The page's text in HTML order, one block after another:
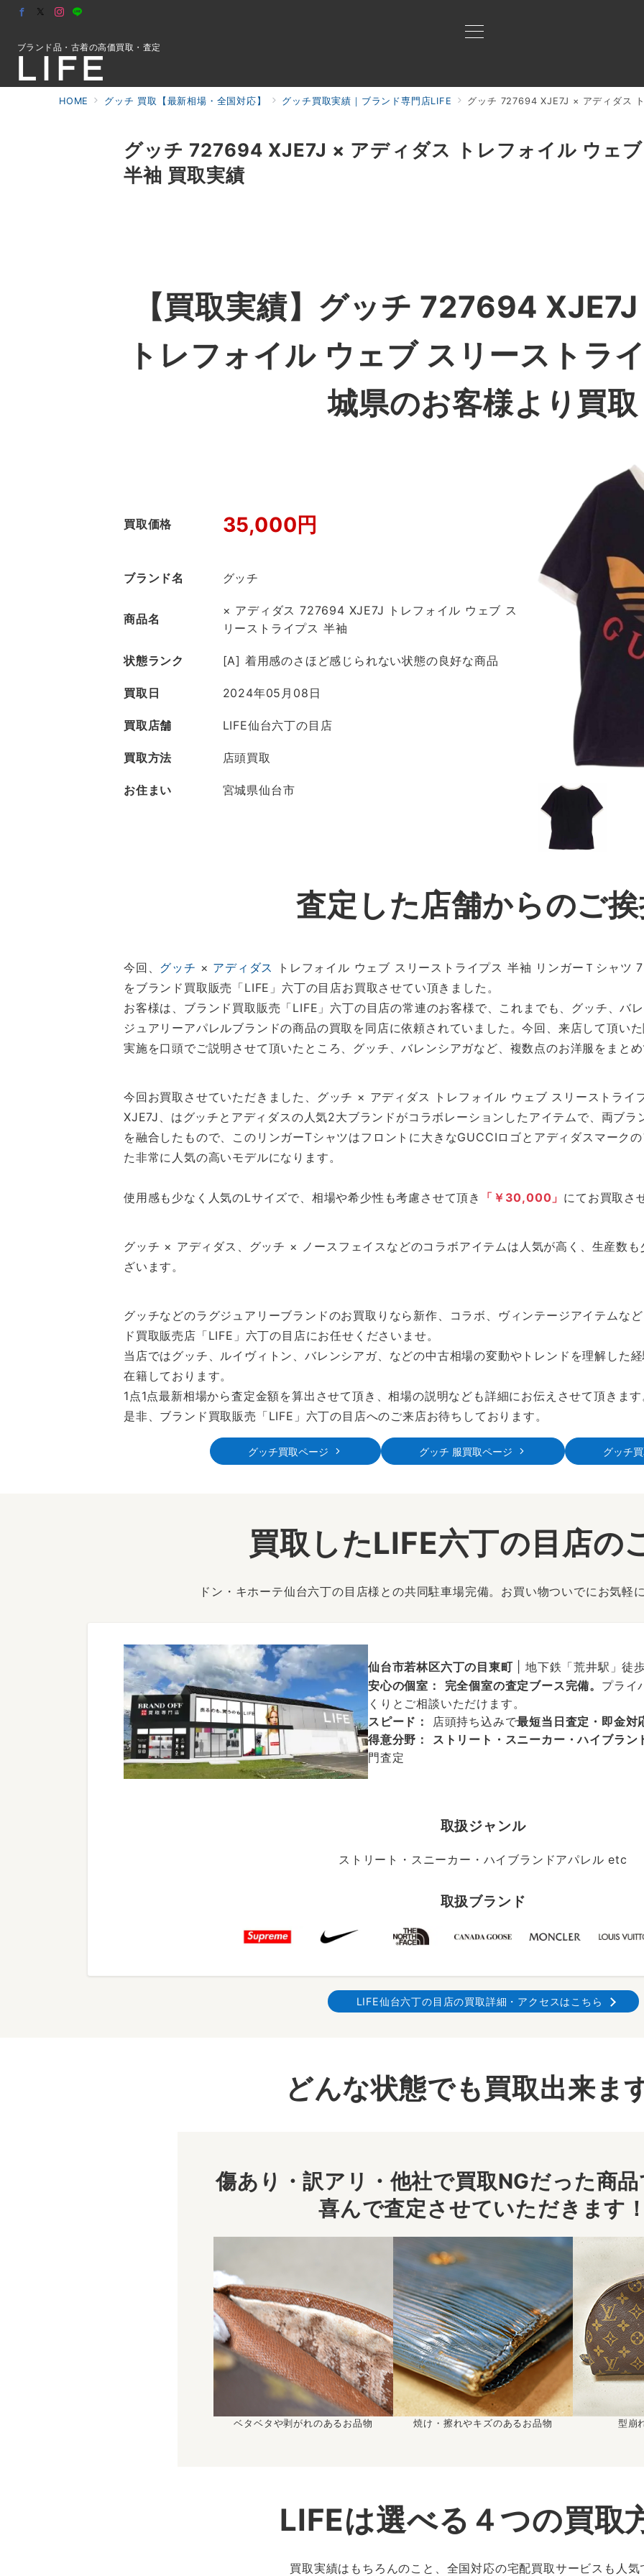
ブランド品・古着の高価買取・査定
HOME グッチ 買取【最新相場・全国対応】 グッチ買取実績｜ブランド専門店LIFE グッチ 727694 XJE7J × アディダス
グッチ 727694 XJE7J × アディダス トレフォイル ウェ
半袖 買取実績
【買取実績】グッチ 727694
トレフォイル ウェブ スリーストラ
城県のお客様より買取
買取価格 35,000円
ブランド名 グッチ
商品名
× アディダス 727694 XJE7J トレフォイル ウェブ ス
リーストライプス 半袖
状態ランク [A] 着用感のさほど感じられない状態の良好な商品
買取日 2024年05月08日
買取店舗 LIFE仙台六丁の目店
買取方法 店頭買取
お住まい 宮城県仙台市
査定した店舗からのご
今回、 グッチ × アディダス
トレフォイル ウェブ スリーストライプス 半袖 リンガーＴシャツ
をブランド買取販売「LIFE」六丁の目店お買取させてい頂きました。
お客様は、ブランド買取販売「LIFE」六丁の目店の常連のお客様で、これまでも、グッチ、バ
ジュアリーアパレルブランドの商品の買取を同店に依頼されていました。今回、来店して頂い
実施を口頭でご説明させて頂いたところ、グッチ、バレンシアガなど、複数点のお洋服をまと
今回お買取させていただきました、グッチ × アディダス トレフォイル ウェブ スリーストラ
XJE7J、はグッチとアディダスの人気2大ブランドがコラボレーションしたアイテムで、両ブ
を融合したもので、このリンガーTシャツはフロントに大きなGUCCIロゴとアディダスマーク
た非常に人気の高いモデルになります。
使用感も少なく人気のLサイズで、相場や希少性も考慮させて頂き 「￥30,000」 にてお買取さ
グッチ × アディダス、グッチ × ノースフェイスなどのコラボアイテムは人気が高く、生産数
ざいます。
グッチなどのラグジュアリーブランドのお買取りなら新作、コラボ、ヴィンテージアイテムな
ド買取販売店「LIFE」六丁の目店にお任せくださいませ。
当店ではグッチ、ルイヴィトン、バレンシアガ、などの中古相場の変動やトレンドを理解した
在籍しております。
1点1点最新相場から査定金額を算出させて頂き、相場の説明なども詳細にお伝えさせて頂きま
是非、ブランド買取販売「LIFE」六丁の目店へのご来店お待ちしております。
グッチ買取ページ グッチ 服買取ページ グッチ
買取したLIFE六丁の目店の
ドン・キホーテ仙台六丁の目店様との共同駐車場完備。お買い物ついでにお気軽
仙台市若林区六丁の目東町| 地下鉄「荒井駅」徒
安心の個室：
完全個室の査定ブース完備。 プライ
くりとご相談いただけます。
スピード：
店頭持ち込みで最短当日査定・即金対
得意分野：
ストリート・スニーカー・ハイブラン
門査定
取扱ジャンル
ストリート・スニーカー・ハイブランドアパレル etc
取扱ブランド
LIFE仙台六丁の目店の買取詳細・アクセスはこちら
どんな状態でも買取出来ま
傷あり・訳アリ・他社で買取NGだった商
喜んで査定させていただきます
ベタベタや剥がれのあるお品物 焼け・擦れやキズのあるお品物 型崩
LIFEは選べる４つの買取
買取実績はもちろんのこと、全国対応の宅配買取サービスも人気